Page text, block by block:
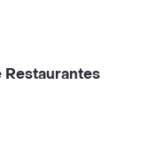
Restaurantes